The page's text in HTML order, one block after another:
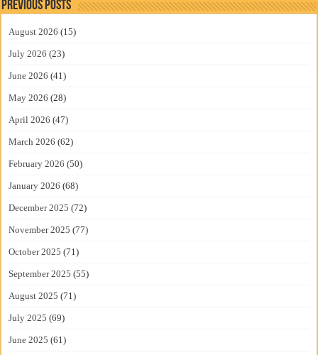
Previous Posts
August 2026 (15)
July 2026 (23)
June 2026 (41)
May 2026 (28)
April 2026 (47)
March 2026 (62)
February 2026 (50)
January 2026 (68)
December 2025 (72)
November 2025 (77)
October 2025 (71)
September 2025 (55)
August 2025 (71)
July 2025 (69)
June 2025 (61)